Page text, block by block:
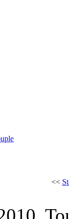
<<